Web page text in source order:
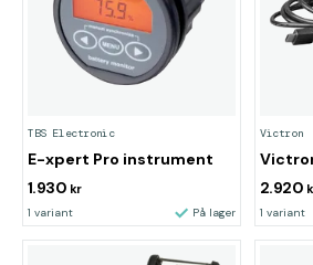
TBS Electronic
E-xpert Pro instrument
1.930 kr
1 variant På lager
Victron
2.920
1 variant